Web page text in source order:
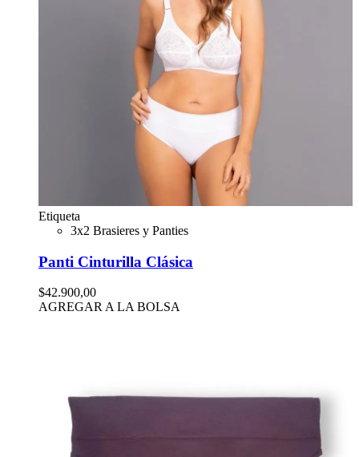
Etiqueta
3x2 Brasieres y Panties
Panti Cinturilla Clásica
$42.900,00
AGREGAR A LA BOLSA